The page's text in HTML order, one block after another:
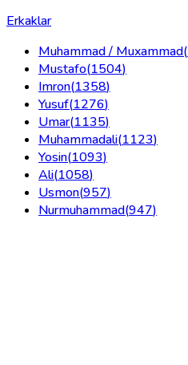
Erkaklar
Muhammad / Muxammad(
Mustafo(1504)
Imron(1358)
Yusuf(1276)
Umar(1135)
Muhammadali(1123)
Yosin(1093)
Ali(1058)
Usmon(957)
Nurmuhammad(947)